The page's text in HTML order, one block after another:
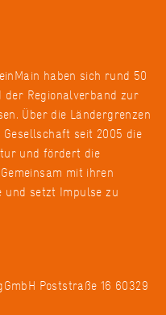
haben sich rund 50
der Regionalverband zur
Über die Ländergrenzen
seit 2005 die
und fördert die
mit ihren
und setzt Impulse zu
Poststraße 16 60329